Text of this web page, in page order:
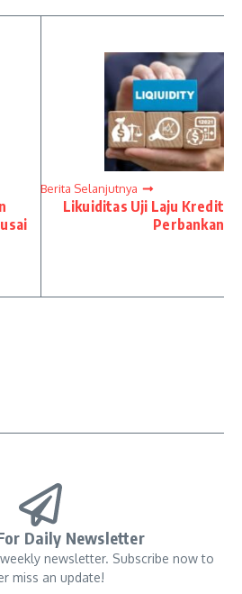
Berita Selanjutnya
Likuiditas Uji Laju Kredit
Perbankan
Daily Newsletter
newsletter. Subscribe now to
miss an update!